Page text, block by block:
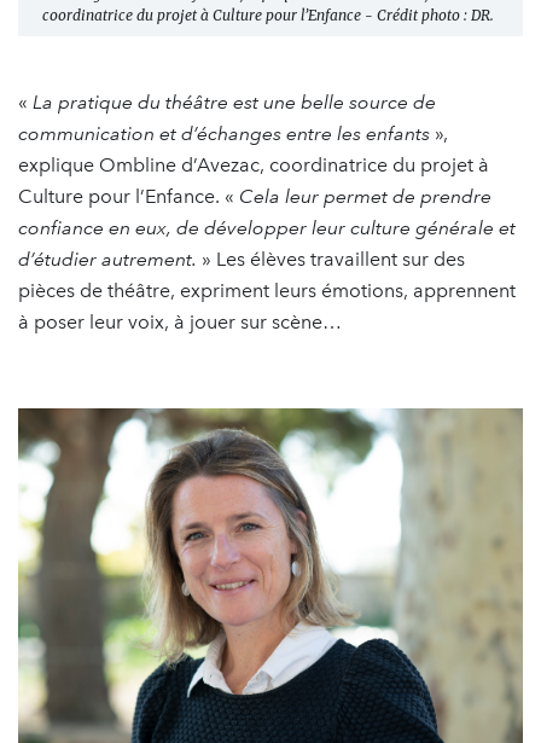
coordinatrice du projet à Culture pour l’Enfance - Crédit photo : DR.
« La pratique du théâtre est une belle source de
communication et d’échanges entre les enfants »,
explique Ombline d’Avezac, coordinatrice du projet à
Culture pour l’Enfance. « Cela leur permet de prendre
confiance en eux, de développer leur culture générale et
d’étudier autrement. » Les élèves travaillent sur des
pièces de théâtre, expriment leurs émotions, apprennent
à poser leur voix, à jouer sur scène…